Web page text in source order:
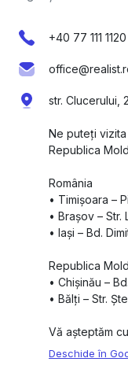
+40 77 111 1120
str. Clucerului, 2
Ne puteți
Republica
România
•⁠ ⁠Timișoara –
•⁠ ⁠Brașov – Str.
•⁠ ⁠Iași – Bd.
Republica
•⁠ ⁠Chișinău –
•⁠ ⁠Bălți – Str.
Vă așteptăm
Deschide în